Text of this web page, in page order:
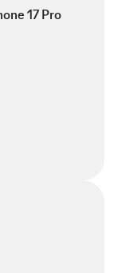
17 Pro